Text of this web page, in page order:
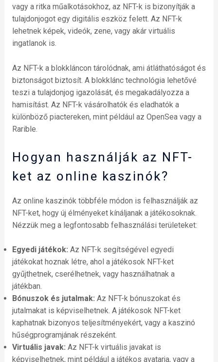
vagy a ritka műalkotásokhoz, az NFT-k is bizonyítják a
tulajdonjogot egy digitális eszköz felett. Az NFT-k
lehetnek képek, videók, zene, vagy akár virtuális
ingatlanok is.
Az NFT-k a blokkláncon tárolódnak, ami átláthatóságot és
biztonságot biztosít. A blokklánc technológia lehetővé
teszi a tulajdonjog igazolását, és megakadályozza a
hamisítást. Az NFT-k vásárolhatók és eladhatók a
különböző piactereken, mint például az OpenSea vagy a
Rarible.
Hogyan használják az NFT-
ket az online kaszinók?
Az online kaszinók többféle módon is felhasználják az
NFT-ket, hogy új élményeket kínáljanak a játékosoknak.
Nézzük meg a legfontosabb felhasználási területeket:
Egyedi játékok: Az NFT-k segítségével egyedi
játékokat hoznak létre, ahol a játékosok NFT-ket
gyűjthetnek, cserélhetnek, vagy használhatnak a
játékban.
Bónuszok és jutalmak: Az NFT-k bónuszokat és
jutalmakat is képviselhetnek. A játékosok NFT-ket
kaphatnak bizonyos teljesítményekért, vagy a kaszinó
hűségprogramjának részeként.
Virtuális javak: Az NFT-k virtuális javakat is
képviselhetnek, mint például a játékos avatarja, vagy a